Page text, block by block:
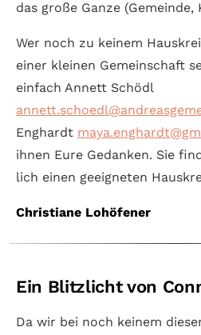
das große Ganze (Gemeinde,
Wer noch zu keinem
einer kleinen Ge­mein­schaft
einfach Annett Schödl
Enghardt
ihnen Eure Gedanken. Sie
lich einen geeigneten
Christiane Lohöfener
Ein Blitzlicht von
Da wir bei noch keinem